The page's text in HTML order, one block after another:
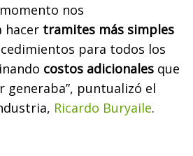
nos
hacer tramites más simples
para todos los
costos adicionales que
generaba”, puntualizó el
Ricardo Buryaile.